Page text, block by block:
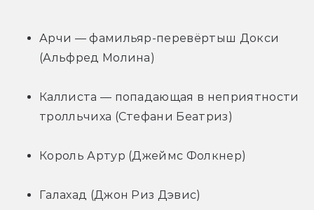
Арчи — фамильяр-перевёртыш Докси
(Альфред Молина)
Каллиста — попадающая в неприятности
тролльчиха (Стефани Беатриз)
Король Артур (Джеймс Фолкнер)
Галахад (Джон Риз Дэвис)